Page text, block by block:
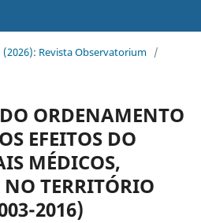
(2026): Revista Observatorium /
ORDENAMENTO
EFEITOS DO
MÉDICOS,
TERRITÓRIO
2016)